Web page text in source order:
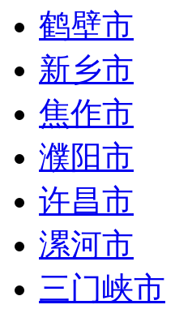
鹤壁市
新乡市
焦作市
濮阳市
许昌市
漯河市
三门峡市